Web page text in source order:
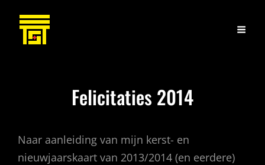
Felicitaties 2014
Naar aanleiding van mijn kerst- en
nieuwjaarskaart van 2013/2014 (en eerdere)